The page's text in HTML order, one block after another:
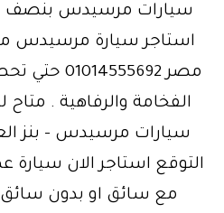
استاجر سيارة مرسيدس
مصر
الفخامة والرفاهية . متاح
سيارات مرسيدس – بنز
مع سائق او بدون